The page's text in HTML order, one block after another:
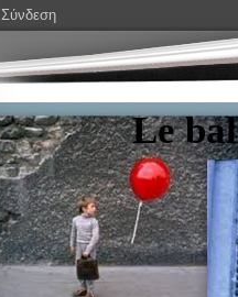
Le
Σύνδεση